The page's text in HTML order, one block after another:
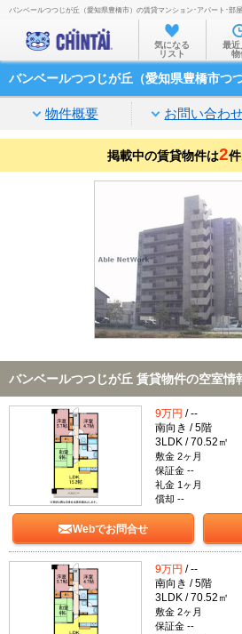
お部屋を探す
沿線・駅
家賃相場
通勤通学
不動産会
TOP
バンベールつつじが丘（愛知県豊橋市）の賃貸マンション･アパート･部
気になる
リスト
最近
物
バンベールつつじが丘（愛知県豊橋市つ
物件概要 お問い合わ
掲載中の賃貸物件は2
バンベールつつじが丘 賃貸物件の空室情
9万円 / --
南向き / 5階
3LDK / 70.52㎡
敷金 2ヶ月
保証金 --
礼金 1ヶ月
償却 --
Webでお問合せ
9万円 / --
南向き / 5階
3LDK / 70.52㎡
敷金 2ヶ月
保証金 --